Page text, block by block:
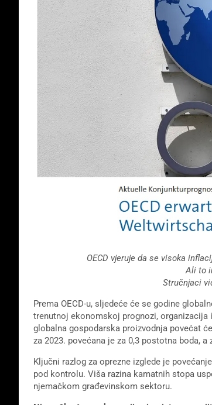
OECD vjeruje da se visoka
Ali to
Stručnjaci
Prema OECD-u, sljedeće će se godine
trenutnoj ekonomskoj prognozi,
globalna gospodarska proizvodnja povećat
za 2023. povećana je za 0,3 postotna boda, a
Ključni razlog za oprezne izglede je
pod kontrolu. Viša razina kamatnih stopa
njemačkom građevinskom sektoru.